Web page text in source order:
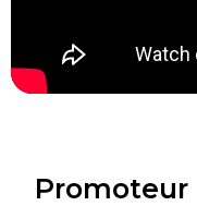
Promoteur